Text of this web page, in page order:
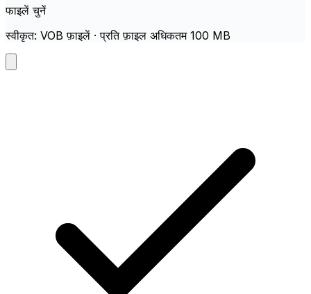
फाइलें चुनें
स्वीकृत: VOB फ़ाइलें · प्रति फ़ाइल अधिकतम 100 MB